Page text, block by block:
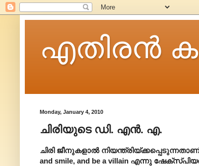
എതിരന്‍
Monday, January 4, 2010
ചിരിയുടെ ഡി. എൻ. എ.
ചിരി ജീനുകളാൽ
and smile, and be a villain എന്നു